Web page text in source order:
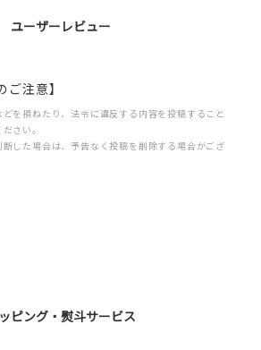
ユーザーレビュー
ご注意】
を損ねたり、法令に違反する内容を投稿すること
さい。
した場合は、予告なく投稿を削除する場合がござ
ピング・熨斗サービス